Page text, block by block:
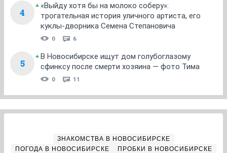
4
«Выйду хотя бы на молоко соберу»:
трогательная история уличного артиста, его
куклы-дворника Семена Степановича
0 6
5
В Новосибирске ищут дом голубоглазому
сфинксу после смерти хозяина — фото Тима
0 11
ЗНАКОМСТВА В НОВОСИБИРСКЕ
ПОГОДА В НОВОСИБИРСКЕ
ПРОБКИ В НОВОСИБИРСКЕ